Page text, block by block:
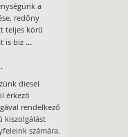
a
redőny
teljes körű
is biz ...
diesel
érkező
rendelkező
kiszolgálást
számára.